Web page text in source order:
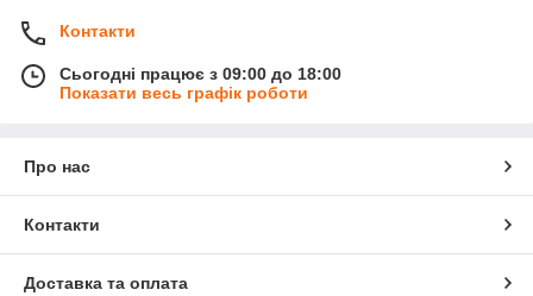
Контакти
Сьогодні працює з 09:00 до 18:00
Показати весь графік роботи
Про нас
Контакти
Доставка та оплата